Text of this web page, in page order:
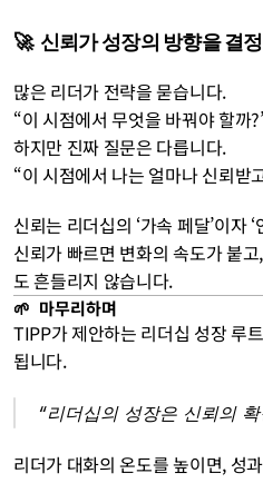
🚀  신뢰가 성장의 방향을 결
많은 리더가 전략을 묻습니다.
“이 시점에서 무엇을 바꿔야 할까
하지만 진짜 질문은 다릅니다.
“이 시점에서 나는 얼마나 신뢰받
신뢰는 리더십의 ‘가속 페달’이자
신뢰가 빠르면 변화의 속도가 붙
도 흔들리지 않습니다.
🌱  마무리하며
TIPP가 제안하는 리더십 성장 루
됩니다.
“리더십의 성장은 신뢰의
리더가 대화의 온도를 높이면, 성